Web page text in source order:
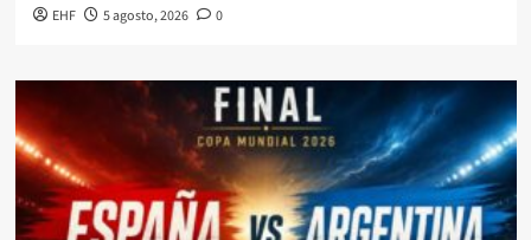
EHF 5 agosto, 2026 0